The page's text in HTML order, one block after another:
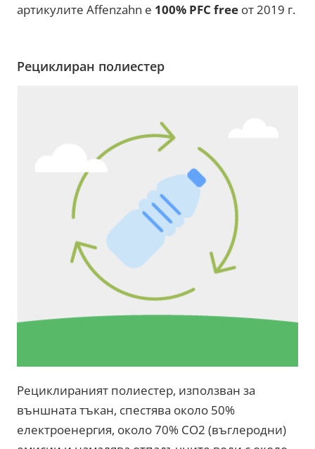
артикулите Affenzahn е 100% PFC free от 2019 г.
Рециклиран полиестер
Рециклираният полиестер, използван за
външната тъкан, спестява около 50%
електроенергия, около 70% CO2 (въглеродни)